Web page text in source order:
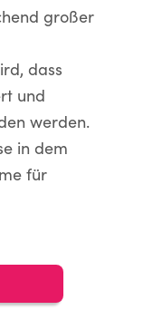
großer
dass
und
werden.
in dem
für